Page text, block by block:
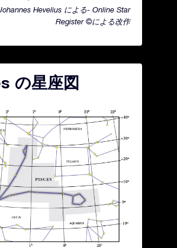
Hevelius による- Online Star
Register ©による改作
の星座図